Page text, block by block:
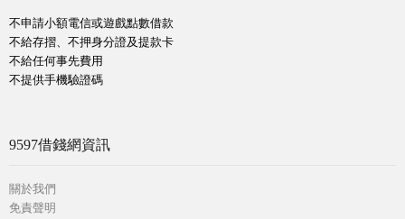
不申請小額電信或遊戲點數借款
不給存摺、不押身分證及提款卡
不給任何事先費用
不提供手機驗證碼
9597借錢網資訊
關於我們
免責聲明